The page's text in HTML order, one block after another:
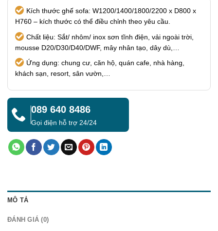
Kích thước ghế sofa: W1200/1400/1800/2200 x D800 x
H760 – kích thước có thể điều chỉnh theo yêu cầu.
Chất liệu: Sắt/ nhôm/ inox sơn tĩnh điện, vải ngoài trời,
mousse D20/D30/D40/DWF, mây nhân tạo, dây dù,…
Ứng dụng: chung cư, căn hộ, quán cafe, nhà hàng,
khách sạn, resort, sân vườn,…
089 640 8486
Gọi điện hỗ trợ 24/24
MÔ TẢ
ĐÁNH GIÁ (0)